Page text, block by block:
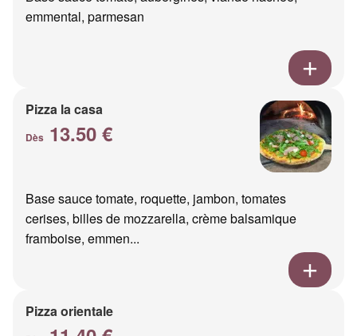
emmental, parmesan
Pizza la casa
Dès 13.50 €
Base sauce tomate, roquette, jambon, tomates
cerises, billes de mozzarella, crème balsamique
framboise, emmen...
Pizza orientale